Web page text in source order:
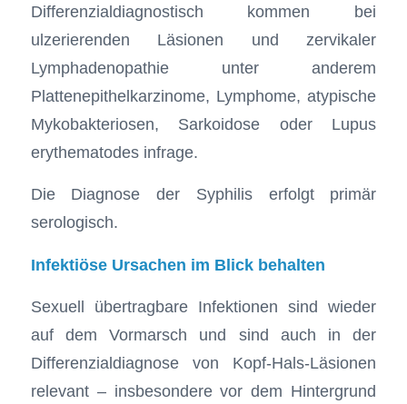
Differenzialdiagnostisch kommen bei
ulzerierenden Läsionen und zervikaler
Lymphadenopathie unter anderem
Plattenepithelkarzinome, Lymphome, atypische
Mykobakteriosen, Sarkoidose oder Lupus
erythematodes infrage.
Die Diagnose der Syphilis erfolgt primär
serologisch.
Infektiöse Ursachen im Blick behalten
Sexuell übertragbare Infektionen sind wieder
auf dem Vormarsch und sind auch in der
Differenzialdiagnose von Kopf-Hals-Läsionen
relevant – insbesondere vor dem Hintergrund